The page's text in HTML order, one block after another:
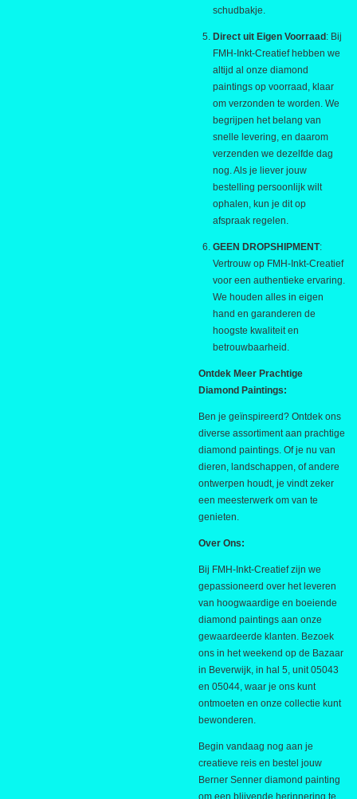
schudbakje.
Direct uit Eigen Voorraad : Bij
FMH-Inkt-Creatief hebben we
altijd al onze diamond
paintings op voorraad, klaar
om verzonden te worden. We
begrijpen het belang van
snelle levering, en daarom
verzenden we dezelfde dag
nog. Als je liever jouw
bestelling persoonlijk wilt
ophalen, kun je dit op
afspraak regelen.
GEEN DROPSHIPMENT:
Vertrouw op FMH-Inkt-Creatief
voor een authentieke ervaring.
We houden alles in eigen
hand en garanderen de
hoogste kwaliteit en
betrouwbaarheid.
Ontdek Meer Prachtige
Diamond Paintings:
Ben je geïnspireerd? Ontdek ons
diverse assortiment aan prachtige
diamond paintings. Of je nu van
dieren, landschappen, of andere
ontwerpen houdt, je vindt zeker
een meesterwerk om van te
genieten.
Over Ons:
Bij FMH-Inkt-Creatief zijn we
gepassioneerd over het leveren
van hoogwaardige en boeiende
diamond paintings aan onze
gewaardeerde klanten. Bezoek
ons in het weekend op de Bazaar
in Beverwijk, in hal 5, unit 05043
en 05044, waar je ons kunt
ontmoeten en onze collectie kunt
bewonderen.
Begin vandaag nog aan je
creatieve reis en bestel jouw
Berner Senner diamond painting
om een blijvende herinnering te